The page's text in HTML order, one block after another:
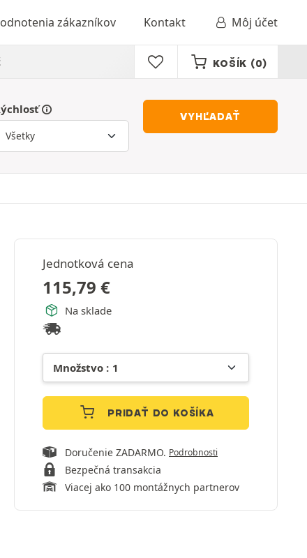
zákazníkov Kontakt Môj účet
KOŠÍK (0)
VYHĽADAŤ
Jednotková cena
115,79 €
Na sklade
PRIDAŤ DO KOŠÍKA
Doručenie ZADARMO. Podrobnosti
Bezpečná transakcia
Viacej ako 100 montážnych partnerov